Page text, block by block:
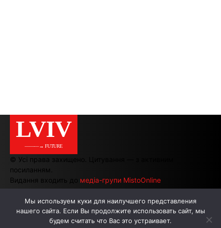
LVIV
———→ FUTURE
© Усі права захищено. Цитування — з активним
посиланням.
Видання входить до медіа-групи MistoOnline
АВТОРИ РЕКЛАМА НА САЙТІ
Мы используем куки для наилучшего представления
нашего сайта. Если Вы продолжите использовать сайт, мы
будем считать что Вас это устраивает.